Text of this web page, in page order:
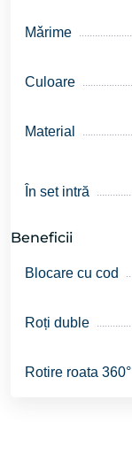
Mǎrime
Culoare
Material
În set intră
Beneficii
Blocare cu cod
Roți duble
Rotire roata 360°